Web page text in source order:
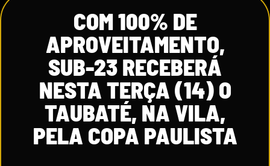
COM 100% DE
APROVEITAMENTO,
SUB-23 RECEBERÁ
NESTA TERÇA (14) O
TAUBATÉ, NA VILA,
PELA COPA PAULISTA